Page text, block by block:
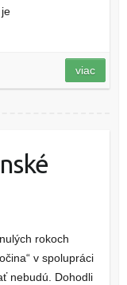
viac
rokoch
v spolupráci
nebudú. Dohodli